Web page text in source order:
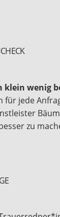
klein wenig
für jede
zu